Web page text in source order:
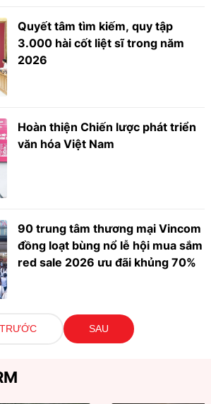
Quyết tâm tìm kiếm, quy tập
3.000 hài cốt liệt sĩ trong năm
2026
Hoàn thiện Chiến lược phát triển
văn hóa Việt Nam
90 trung tâm thương mại Vincom
đồng loạt bùng nổ lễ hội mua sắm
red sale 2026 ưu đãi khủng 70%
SAU